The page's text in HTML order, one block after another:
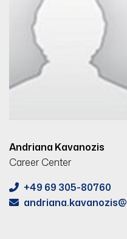
Andriana Kavanozis
Career Center
+49 69 305-80760
andriana.kavanozis